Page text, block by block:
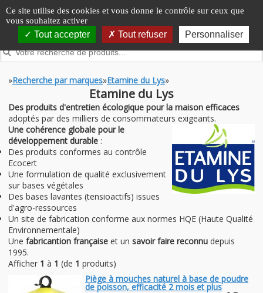
Panneau de gestion des cookies
Ce site utilise des cookies et vous donne le contrôle sur ceux que
vous souhaitez activer
Tout accepter Tout refuser Personnaliser
»Recherche par marques»Etamine du Lys»
Etamine du Lys
Des produits d'entretien écologique pour la maison efficaces
adoptés par des milliers de consommateurs exigeants.
Une cohérence globale pour le
développement durable :
Des produits conformes au contrôle
Ecocert
Une formulation de qualité exclusivement
sur bases végétales
Des bases lavantes (tensioactifs) issues
d'agro-ressources
Un site de fabrication conforme aux normes HQE (Haute Qualité
Environnementale)
Une fabricantion française et un savoir faire reconnu depuis
1995.
Afficher 1 à 1 (de 1 produits)
Piège à mouches naturel à base de poudre
de poisson, efficacité 2 mois et plus